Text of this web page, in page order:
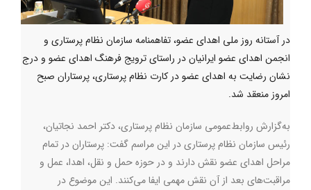
در آستانه روز ملی اهدای عضو، تفاهمنامه سازمان نظام پرستاری و
انجمن اهدای عضو ایرانیان در راستای ترویج فرهنگ اهدای عضو و درج
نشان رضایت به اهدای عضو در کارت نظام پرستاری، پرستاران صبح
امروز منعقد شد.
به‌گزارش روابط‌عمومی سازمان نظام پرستاری، دکتر احمد نجاتیان،
رئیس سازمان نظام پرستاری در این مراسم گفت: پرستاران در تمام
مراحل اهدای عضو نقش دارند و در حوزه حمل و نقل، اهدا، عمل و
مراقبت‌های بعد از آن نقش مهمی ایفا می‌کنند. این موضوع در